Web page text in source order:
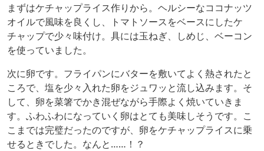
まずはケチャップライス作りから。ヘルシーなココナッツ
オイルで風味を良くし、トマトソースをベースにしたケ
チャップで少々味付け。具には玉ねぎ、しめじ、ベーコン
を使っていました。
次に卵です。フライパンにバターを敷いてよく熱されたと
ころで、塩を少々入れた卵をジュワッと流し込みます。そ
して、卵を菜箸でかき混ぜながら手際よく焼いていきま
す。ふわふわになっていく卵はとても美味しそうです。こ
こまでは完璧だったのですが、卵をケチャップライスに乗
せるときでした。なんと……！？